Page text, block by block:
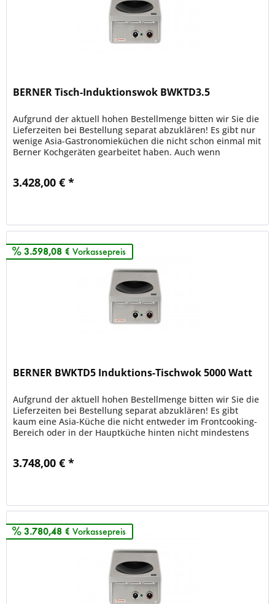
BERNER Tisch-Induktionswok BWKTD3.5
Aufgrund der aktuell hohen Bestellmenge bitten wir Sie die
Lieferzeiten bei Bestellung separat abzuklären! Es gibt nur
wenige Asia-Gastronomieküchen die nicht schon einmal mit
Berner Kochgeräten gearbeitet haben. Auch wenn
3.428,00 € *
3.598,08 € Vorkassepreis
BERNER BWKTD5 Induktions-Tischwok 5000 Watt
Aufgrund der aktuell hohen Bestellmenge bitten wir Sie die
Lieferzeiten bei Bestellung separat abzuklären! Es gibt
kaum eine Asia-Küche die nicht entweder im Frontcooking-
Bereich oder in der Hauptküche hinten nicht mindestens
3.748,00 € *
3.780,48 € Vorkassepreis